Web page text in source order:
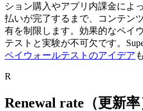
ション購入やアプリ内課金によ
払いが完了するまで、コンテン
有を制限します。 効果的なペイ
テストと実験が不可欠です。
ペイウォールテストのアイデア
R
Renewal rate（更新率